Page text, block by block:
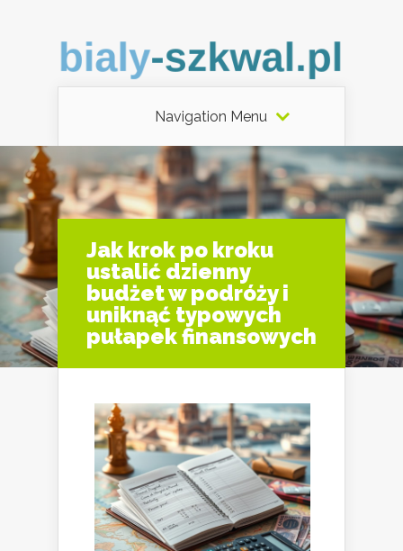
Navigation Menu
Jak krok po kroku
ustalić dzienny
budżet w podróży i
uniknąć typowych
pułapek finansowych